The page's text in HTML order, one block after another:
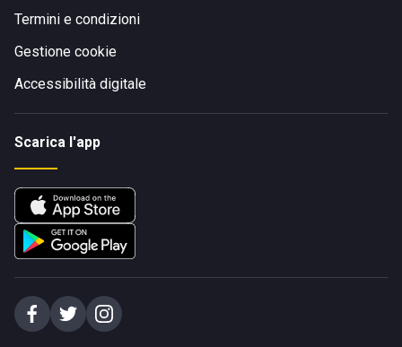
Termini e condizioni
Gestione cookie
Accessibilità digitale
Scarica l'app